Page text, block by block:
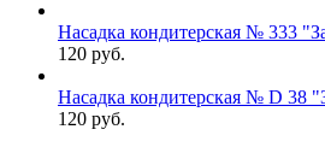
Насадка кондитерская № 333
120 руб.
Насадка кондитерская № D 38
120 руб.